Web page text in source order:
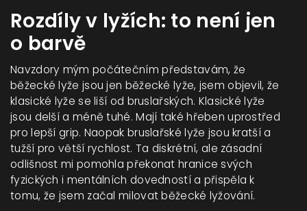
Rozdíly v lyžích: to není jen
o barvě
Navzdory mým počátečním představám, že
běžecké lyže jsou jen běžecké lyže, jsem objevil, že
klasické lyže se liší od bruslařských. Klasické lyže
jsou delší a méně tuhé. Mají také hřeben uprostřed
pro lepší grip. Naopak bruslařské lyže jsou kratší a
tužší pro větší rychlost. Ta diskrétní, ale zásadní
odlišnost mi pomohla překonat hranice svých
fyzických i mentálních dovedností a přispěla k
tomu, že jsem začal milovat běžecké lyžování.